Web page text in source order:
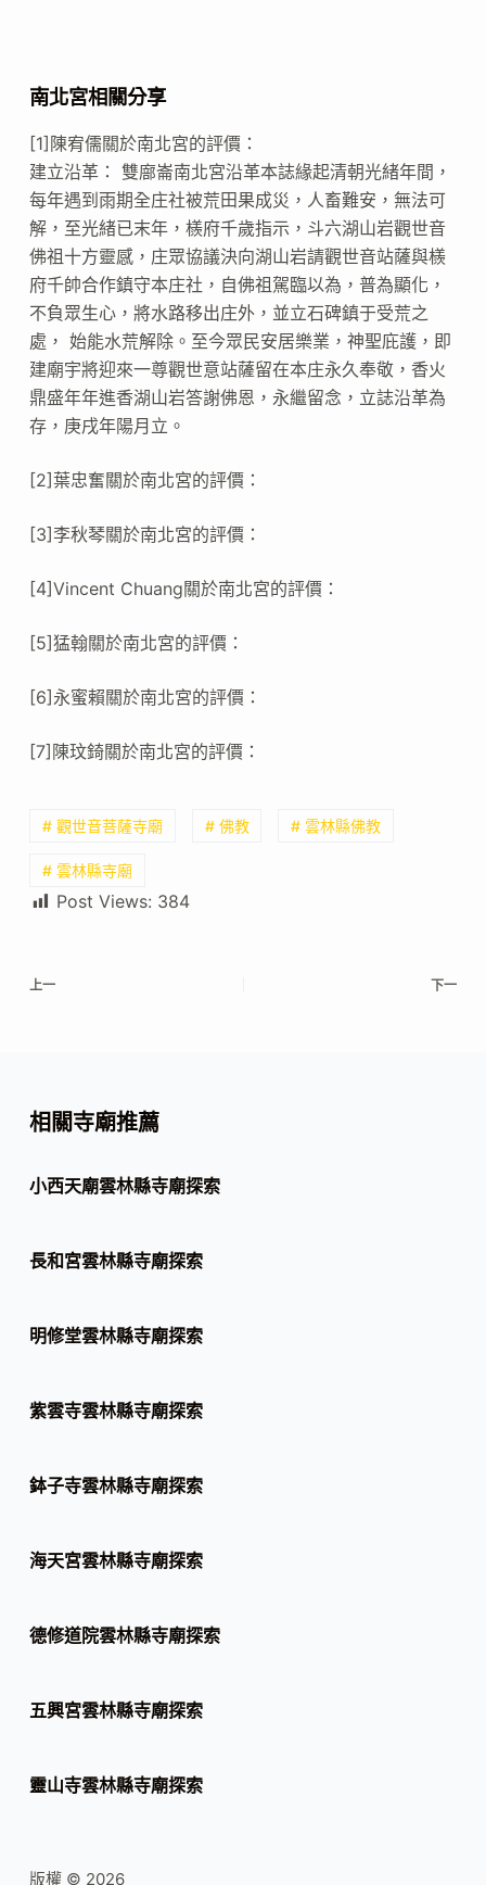
南北宮相關分享
[1]陳宥儒關於南北宮的評價：
建立沿革： 雙廍崙南北宮沿革本誌緣起清朝光緒年間，
每年遇到雨期全庄社被荒田果成災，人畜難安，無法可
解，至光緒已末年，檨府千歲指示，斗六湖山岩觀世音
佛祖十方靈感，庄眾協議決向湖山岩請觀世音站薩與檨
府千帥合作鎮守本庄社，自佛祖駕臨以為，普為顯化，
不負眾生心，將水路移出庄外，並立石碑鎮于受荒之
處， 始能水荒解除。至今眾民安居樂業，神聖庇護，即
建廟宇將迎來一尊觀世意站薩留在本庄永久奉敬，香火
鼎盛年年進香湖山岩答謝佛恩，永繼留念，立誌沿革為
存，庚戌年陽月立。
[2]葉忠奮關於南北宮的評價：
[3]李秋琴關於南北宮的評價：
[4]Vincent Chuang關於南北宮的評價：
[5]猛翰關於南北宮的評價：
[6]永蜜賴關於南北宮的評價：
[7]陳玟錡關於南北宮的評價：
# 觀世音菩薩寺廟 # 佛教 # 雲林縣佛教
# 雲林縣寺廟
Post Views: 384
上一 下一
相關寺廟推薦
小西天廟雲林縣寺廟探索
長和宮雲林縣寺廟探索
明修堂雲林縣寺廟探索
紫雲寺雲林縣寺廟探索
鉢子寺雲林縣寺廟探索
海天宮雲林縣寺廟探索
德修道院雲林縣寺廟探索
五興宮雲林縣寺廟探索
靈山寺雲林縣寺廟探索
版權 © 2026